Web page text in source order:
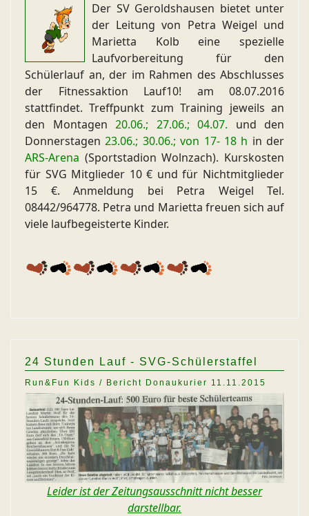
Der SV Geroldshausen bietet unter
der Leitung von Petra Weigel und
Marietta Kolb eine spezielle
Laufvorbereitung für den
Schülerlauf an, der im Rahmen des Abschlusses
der Fitnessaktion Lauf10! am 08.07.2016
stattfindet. Treffpunkt zum Training jeweils an
den Montagen 20.06.; 27.06.; 04.07. und den
Donnerstagen23.06.; 30.06.; von 17- 18 h in der
ARS-Arena (Sportstadion Wolnzach). Kurskosten
für SVG Mitglieder 10 € und für Nichtmitglieder
15 €. Anmeldung bei Petra Weigel Tel.
08442/964778. Petra und Marietta freuen sich auf
viele laufbegeisterte Kinder.
24 Stunden Lauf - SVG-Schülerstaffel
Run&Fun Kids / Bericht Donaukurier 11.11.2015
Leider ist der Zeitungsausschnitt nicht besser
darstellbar.